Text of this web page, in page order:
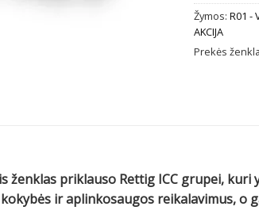
Žymos: R01 -
AKCIJA
Prekės
ženklas priklauso Rettig ICC grupei,
ir aplinkosaugos reikalavimus, o